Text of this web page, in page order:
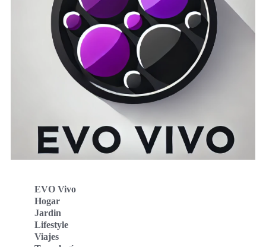
EVO Vivo
Hogar
Jardin
Lifestyle
Viajes